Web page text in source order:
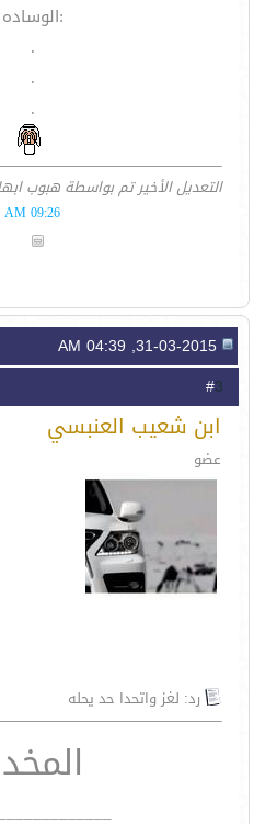
:الوساده
.
.
.
التعديل الأخير تم بواسطة هبوب ابها777 ; 20-03-2015
09:26 AM
3
ابن شعيب العنبسي
عضو
رد: لغز واتحدا حد يحله